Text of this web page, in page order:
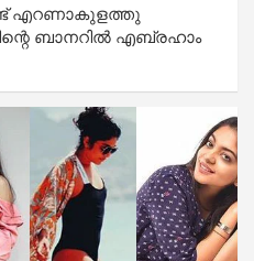
എറണാകുളത്തു
ബാനറില്‍ എബ്രഹാം